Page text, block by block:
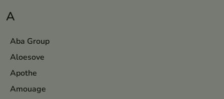
A
Aba Group
Aloesove
Apothe
Amouage